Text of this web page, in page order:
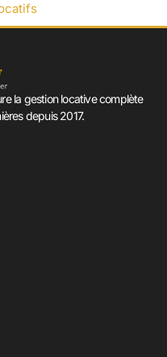
la gestion locative complète
depuis 2017.